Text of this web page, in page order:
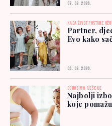
07. 08. 2026.
KADA ŽIVOT POSTANE
Partner,
Evo kako
06. 08. 2026.
DONOSIMO RJEŠENJE
Najbolji
koje